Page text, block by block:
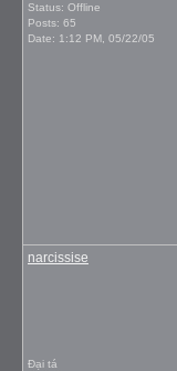
Status: Offline
Posts: 65
Date: 1:12 PM, 05/22/05
narcissise
Đại tá